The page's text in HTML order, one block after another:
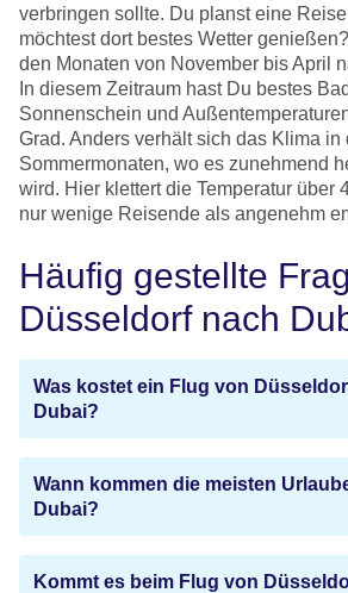
verbringen sollte. Du planst eine
möchtest dort bestes Wetter
den Monaten von November bis April
In diesem Zeitraum hast Du bestes
Sonnenschein und
Grad. Anders verhält sich das Klima in
Sommermonaten, wo es zunehmend
wird. Hier klettert die Temperatur über
nur wenige Reisende als angenehm
Häufig gestellte
Düsseldorf nach
Was kostet ein Flug von
Dubai?
Wann kommen die meisten
Dubai?
Kommt es beim Flug von